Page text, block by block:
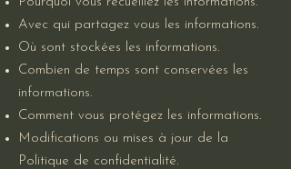
Avec qui partagez vous les informations.
Où sont stockées les informations.
Combien de temps sont conservées les
informations.
Comment vous protégez les informations.
Modifications ou mises à jour de la
Politique de confidentialité.